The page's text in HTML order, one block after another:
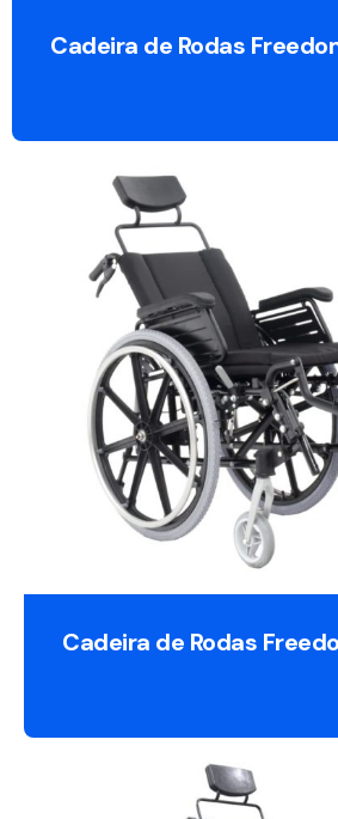
Cadeira de Rodas
Cadeira de Rodas